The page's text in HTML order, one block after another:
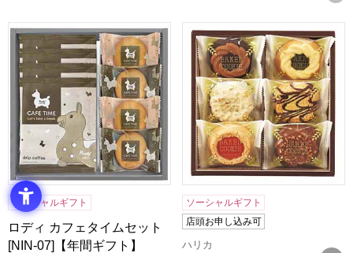
ロディ カフェタイムセット[NIN-07]【年間ギフト】
ソーシャルギフト
ロディ カフェタイムセット
[NIN-07]【年間ギフト】
ベイクドクッキー6個[BCP-
ソーシャルギフト
店頭お申し込み可
ハリカ